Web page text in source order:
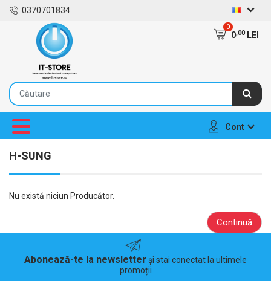
0370701834
0
0,00LEI
Cont
H-SUNG
Nu există niciun Producător.
Continuă
Abonează-te la newsletter și stai conectat la ultimele
promoții